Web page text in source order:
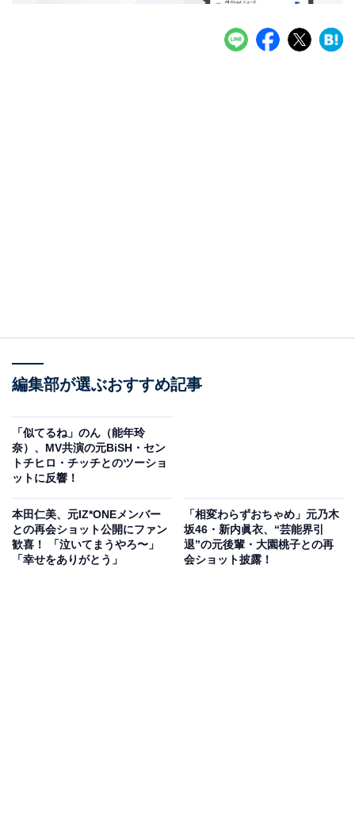
編集部が選ぶおすすめ記事
「似てるね」のん（能年玲
奈）、MV共演の元BiSH・セン
トチヒロ・チッチとのツーショ
ットに反響！
本田仁美、元IZ*ONEメンバー
との再会ショット公開にファン
歓喜！ 「泣いてまうやろ〜」
「幸せをありがとう」
「相変わらずおちゃめ」元乃木
坂46・新内眞衣、“芸能界引
退”の元後輩・大園桃子との再
会ショット披露！